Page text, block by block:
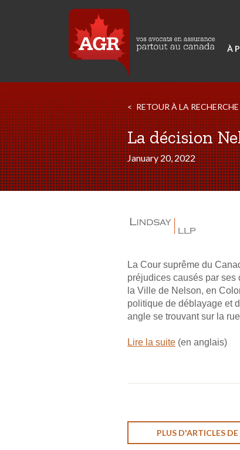
À
RETOUR À LA RECHERCHE
La décision
January 20, 2022
La Cour suprême du
préjudices causés par ses
la Ville de Nelson, en
politique de déblayage et
angle se trouvant sur la
Lire la suite (en anglais)
PLUS D'ARTICLES